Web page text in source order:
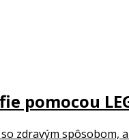
pomocou
zdravým spôsobom,